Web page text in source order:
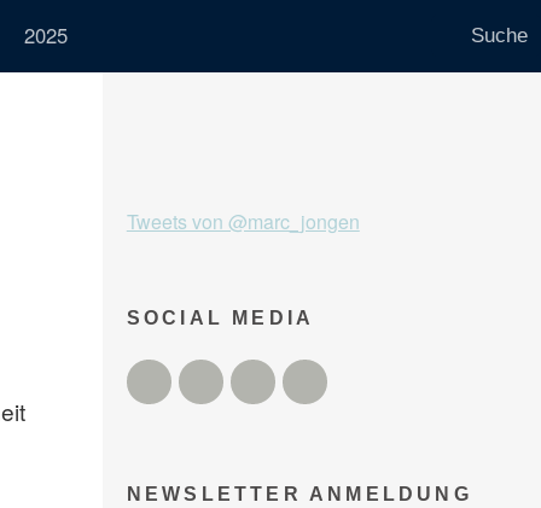
2025
Tweets von @marc_jongen
SOCIAL MEDIA
TwitterFacebookInstagramYouTube
NEWSLETTER ANMELDUNG